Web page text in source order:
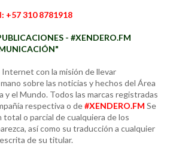
+57 310 8781918
- #XENDERO.FM
Internet con la misión de llevar
sobre las noticias y hechos del Área
el Mundo. Todos las marcas registradas
respectiva o de#XENDERO.FM Se
o parcial de cualquiera de los
así como su traducción a cualquier
de su titular.